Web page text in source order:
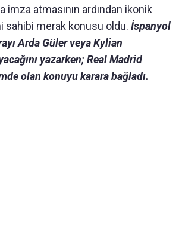
atmasının ardından ikonik
sahibi merak konusu oldu. İspanyol
Arda Güler veya Kylian
yazarken; Real Madrid
olan konuyu karara bağladı.